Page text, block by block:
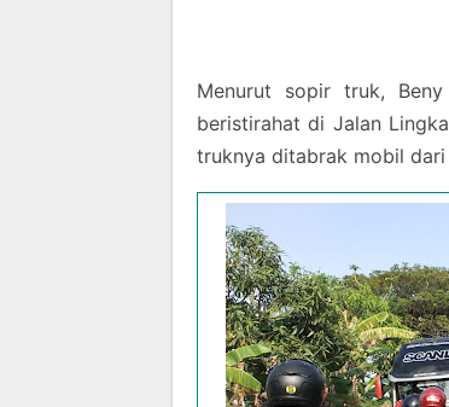
Menurut sopir truk,
beristirahat di Jalan
truknya ditabrak mobil dari